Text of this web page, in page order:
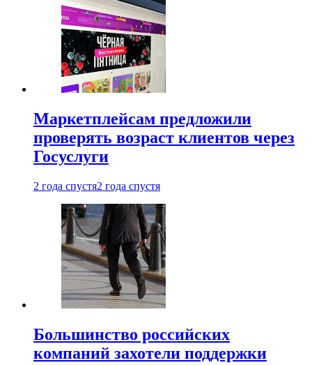
Маркетплейсам предложили
проверять возраст клиентов через
Госуслуги
2 года спустя2 года спустя
Большинство российских
компаний захотели поддержки